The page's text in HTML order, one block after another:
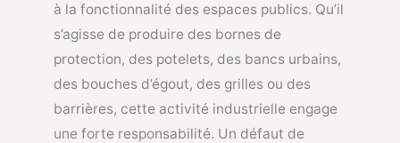
à la fonctionnalité des espaces publics. Qu’il
s’agisse de produire des bornes de
protection, des potelets, des bancs urbains,
des bouches d’égout, des grilles ou des
barrières, cette activité industrielle engage
une forte responsabilité. Un défaut de